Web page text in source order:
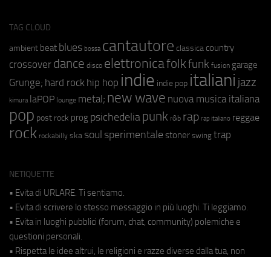
TAG CLOUD
ambient beat blues bossa cantautore classica country
crossover dance disco elettronicafolkfunk fusion garage
Grunge; hard rock hip hop indie indie pop italiani jazz
kimura laPOP lounge metal; new wave nuova musica italiana
pop post rock prog psichedeliapunk r&b rap rap italiano reggae
rock rockabilly ska soul sperimentale stoner swing trap
NETIQUETTE
• Evita di URLARE. Ti sentiamo.
• Evita di scrivere lo stesso messaggio in più luoghi. Ti leggiamo.
• Evita in luoghi pubblici (forum, chat, community) polemiche e
questioni personali.
• Rispetta le idee altrui, le religioni e razze diverse dalla tua, non